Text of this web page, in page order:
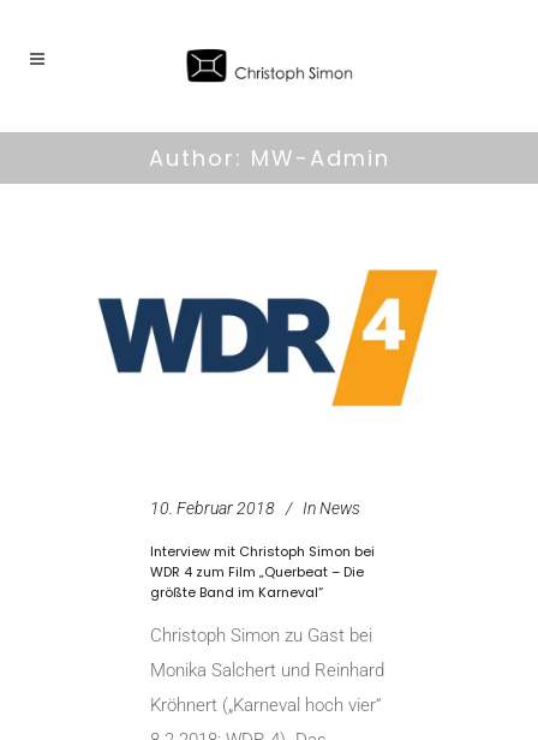
Author: MW-Admin
10. Februar 2018 InNews
Interview mit Christoph Simon bei
WDR 4 zum Film „Querbeat – Die
größte Band im Karneval“
Christoph Simon zu Gast bei
Monika Salchert und Reinhard
Kröhnert („Karneval hoch vier“